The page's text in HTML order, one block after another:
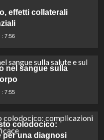
effetti collaterali
: 7:56
nel sangue sulla
: 7:55
colodocico:
per una diagnosi